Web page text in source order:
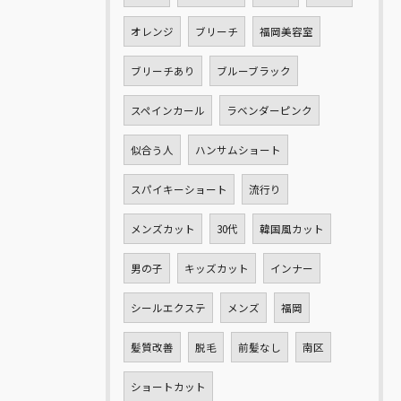
オレンジ ブリーチ 福岡美容室
ブリーチあり ブルーブラック
スペインカール ラベンダーピンク
似合う人 ハンサムショート
スパイキーショート 流行り
メンズカット 30代 韓国風カット
男の子 キッズカット インナー
シールエクステ メンズ 福岡
髪質改善 脱毛 前髪なし 南区
ショートカット